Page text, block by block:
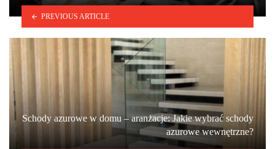
PREVIOUS ARTICLE
Schody azurowe w domu – aranżacje: Jakie wybrać schody
azurowe wewnętrzne?